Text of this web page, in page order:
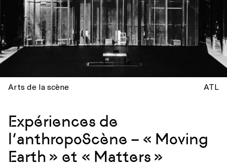
Arts de la scène ATL
Expériences de
l’anthropoScène – « Moving
Earth » et « Matters »